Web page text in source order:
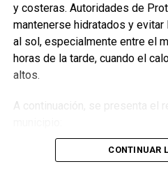
y costeras. Autoridades de
mantenerse hidratados y
al sol, especialmente entre el
horas de la tarde, cuando el
altos.
A continuación, se presenta el
Benito Juárez— 33°C /
CONTINUAR